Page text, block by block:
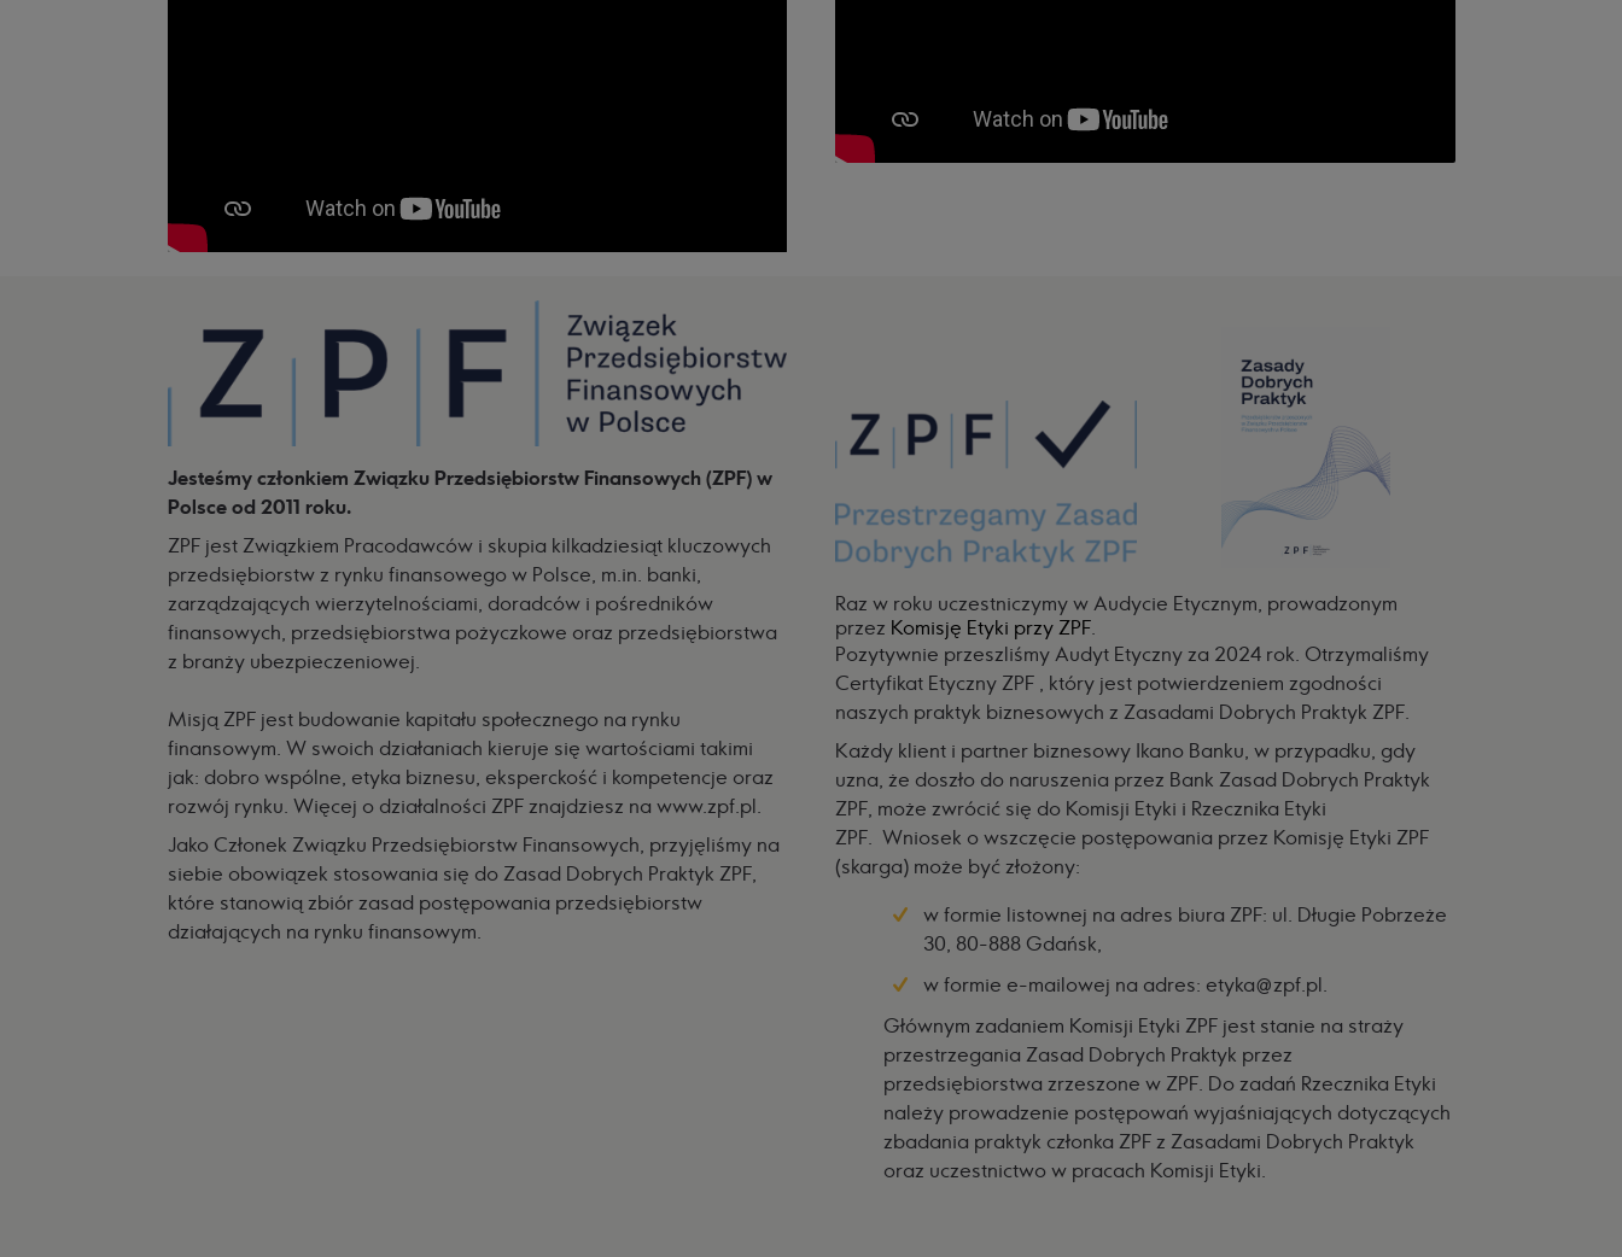
Jesteśmy członkiem Związku Przedsiębiorstw Finansowych (ZPF) w
Polsce od 2011 roku.
ZPF jest Związkiem Pracodawców i skupia kilkadziesiąt kluczowych
przedsiębiorstw z rynku finansowego w Polsce, m.in. banki,
zarządzających wierzytelnościami, doradców i pośredników
finansowych, przedsiębiorstwa pożyczkowe oraz przedsiębiorstwa
z branży ubezpieczeniowej.
Misją ZPF jest budowanie kapitału społecznego na rynku
finansowym. W swoich działaniach kieruje się wartościami takimi
jak: dobro wspólne, etyka biznesu, eksperckość i kompetencje oraz
rozwój rynku. Więcej o działalności ZPF znajdziesz na www.zpf.pl.
Jako Członek Związku Przedsiębiorstw Finansowych, przyjęliśmy na
siebie obowiązek stosowania się do Zasad Dobrych Praktyk ZPF,
które stanowią zbiór zasad postępowania przedsiębiorstw
działających na rynku finansowym.
Raz w roku uczestniczymy w Audycie Etycznym, prowadzonym
przez Komisję Etyki przy ZPF
Pozytywnie przeszliśmy Audyt Etyczny za 2024 rok. Otrzymaliśmy
Certyfikat Etyczny ZPF , który jest potwierdzeniem zgodności
naszych praktyk biznesowych z Zasadami Dobrych Praktyk ZPF.
Każdy klient i partner biznesowy Ikano Banku, w przypadku, gdy
uzna, że doszło do naruszenia przez Bank Zasad Dobrych Praktyk
ZPF, może zwrócić się do Komisji Etyki i Rzecznika Etyki
ZPF. Wniosek o wszczęcie postępowania przez Komisję Etyki ZPF
(skarga) może być złożony:
w formie listownej na adres biura ZPF: ul. Długie Pobrzeże
30, 80-888 Gdańsk,
w formie e-mailowej na adres: etyka@zpf.pl
Głównym zadaniem Komisji Etyki ZPF jest stanie na straży
przestrzegania Zasad Dobrych Praktyk przez
przedsiębiorstwa zrzeszone w ZPF. Do zadań Rzecznika Etyki
należy prowadzenie postępowań wyjaśniających dotyczących
zbadania praktyk członka ZPF z Zasadami Dobrych Praktyk
oraz uczestnictwo w pracach Komisji Etyki.